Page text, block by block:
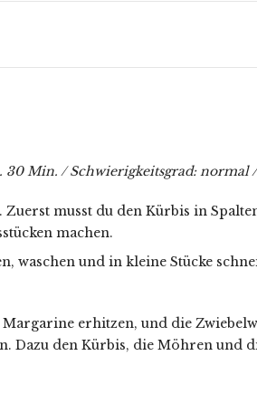
Min. / Schwierigkeitsgrad: normal
musst du den Kürbis in
machen.
waschen und in kleine Stücke
erhitzen, und die
Dazu den Kürbis, die Möhren und